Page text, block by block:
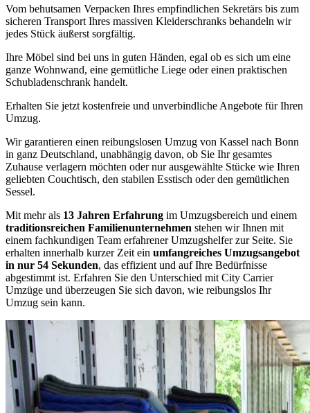
Vom behutsamen Verpacken Ihres empfindlichen Sekretärs bis zum
sicheren Transport Ihres massiven Kleiderschranks behandeln wir
jedes Stück äußerst sorgfältig.
Ihre Möbel sind bei uns in guten Händen, egal ob es sich um eine
ganze Wohnwand, eine gemütliche Liege oder einen praktischen
Schubladenschrank handelt.
Erhalten Sie jetzt kostenfreie und unverbindliche Angebote für Ihren
Umzug.
Wir garantieren einen reibungslosen Umzug von Kassel nach Bonn
in ganz Deutschland, unabhängig davon, ob Sie Ihr gesamtes
Zuhause verlagern möchten oder nur ausgewählte Stücke wie Ihren
geliebten Couchtisch, den stabilen Esstisch oder den gemütlichen
Sessel.
Mit mehr als 13 Jahren Erfahrung im Umzugsbereich und einem
traditionsreichen Familienunternehmen stehen wir Ihnen mit
einem fachkundigen Team erfahrener Umzugshelfer zur Seite. Sie
erhalten innerhalb kurzer Zeit ein umfangreiches Umzugsangebot
in nur 54 Sekunden, das effizient und auf Ihre Bedürfnisse
abgestimmt ist. Erfahren Sie den Unterschied mit City Carrier
Umzüge und überzeugen Sie sich davon, wie reibungslos Ihr
Umzug sein kann.